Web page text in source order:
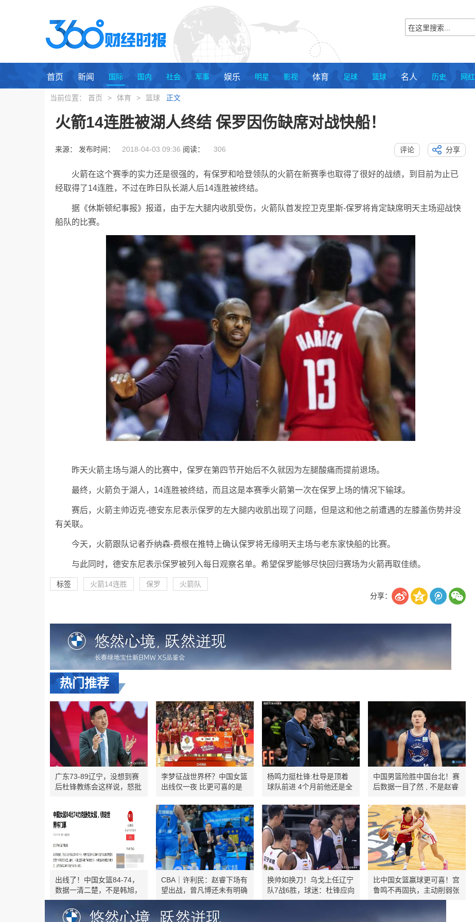
首页 新闻 国际 国内 社会 军事 娱乐 明星 影视 体育 足球 篮球 名人 历史 网红
当前位置： 首页 > 体育 > 篮球 正文
火箭14连胜被湖人终结 保罗因伤缺席对战快船！
来源： 发布时间： 2018-04-03 09:36 阅读： 306 评论 分享
火箭在这个赛季的实力还是很强的，有保罗和哈登领队的火箭在新赛季也取得了很好的战绩，到目前为止已
经取得了14连胜，不过在昨日队长湖人后14连胜被终结。
据《休斯顿纪事报》报道，由于左大腿内收肌受伤，火箭队首发控卫克里斯-保罗将肯定缺席明天主场迎战快
船队的比赛。
昨天火箭主场与湖人的比赛中，保罗在第四节开始后不久就因为左腿酸痛而提前退场。
最终，火箭负于湖人，14连胜被终结，而且这是本赛季火箭第一次在保罗上场的情况下输球。
赛后，火箭主帅迈克-德安东尼表示保罗的左大腿内收肌出现了问题，但是这和他之前遭遇的左膝盖伤势并没
有关联。
今天，火箭跟队记者乔纳森-费根在推特上确认保罗将无缘明天主场与老东家快船的比赛。
与此同时，德安东尼表示保罗被列入每日观察名单。希望保罗能够尽快回归赛场为火箭再取佳绩。
标签 火箭14连胜 保罗
火箭队
分享：
热门推荐
广东73-89辽宁，没想到赛
后杜锋教练会这样说，怒批
李梦征战世界杯？中国女篮
出线仅一夜 比更可喜的是
杨鸣力挺杜锋:杜导是顶着
球队前进 4个月前他还是全
中国男篮险胜中国台北！赛
后数据一目了然 , 不是赵睿
出线了！中国女篮84-74，
数据一清二楚，不是韩旭，
最大功臣是她
CBA｜许利民：赵睿下场有
望出战，曾凡博还未有明确
复出时间表
换帅如换刀！乌戈上任辽宁
队7战6胜，球迷：杜锋应向
杨鸣学习
比中国女篮赢球更可喜！宫
鲁鸣不再固执，主动削弱张
子宇出场时间